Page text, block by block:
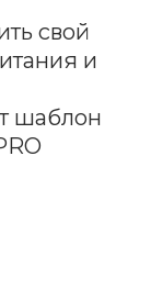
свой
и
шаблон